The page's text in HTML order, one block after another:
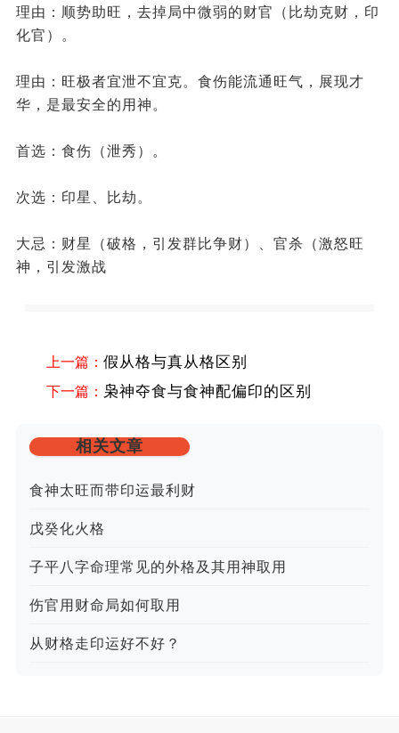
理由：顺势助旺，去掉局中微弱的财官（比劫克财，印
化官）。
理由：旺极者宜泄不宜克。食伤能流通旺气，展现才
华，是最安全的用神。
首选：食伤（泄秀）。
次选：印星、比劫。
大忌：财星（破格，引发群比争财）、官杀（激怒旺
神，引发激战
上一篇： 假从格与真从格区别
下一篇： 枭神夺食与食神配偏印的区别
相关文章
食神太旺而带印运最利财
戊癸化火格
子平八字命理常见的外格及其用神取用
伤官用财命局如何取用
从财格走印运好不好？